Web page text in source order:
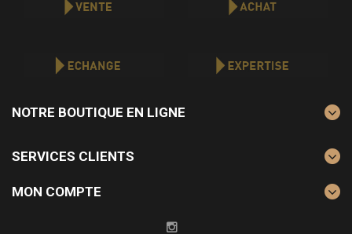
NOTRE BOUTIQUE EN LIGNE
SERVICES CLIENTS
MON COMPTE